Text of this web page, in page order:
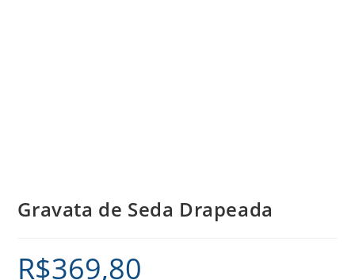
Gravata de Seda Drapeada
R$369,80